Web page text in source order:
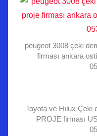
peugeot 3008 çeki
firması ankara
Toyota ve Hılux Çeki
PROJE firması